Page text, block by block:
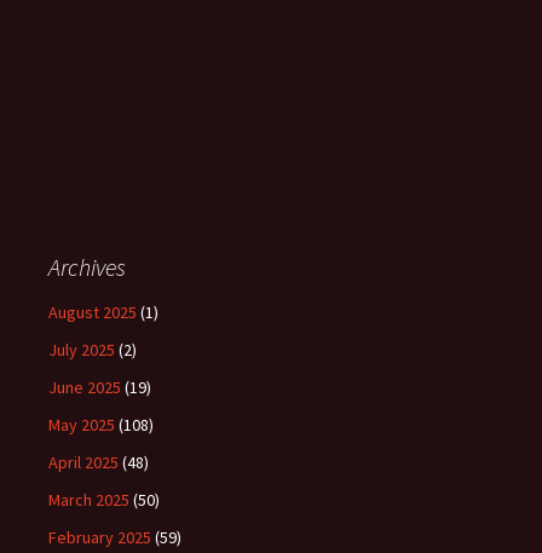
Archives
August 2025 (1)
July 2025 (2)
June 2025 (19)
May 2025 (108)
April 2025 (48)
March 2025 (50)
February 2025 (59)